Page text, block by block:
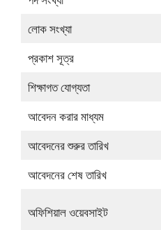
লোক সংখ্যা
প্রকাশ সূত্র
শিক্ষাগত যোগ্যতা
আবেদন করার মাধ্যম
আবেদনের শুরুর তারিখ
আবেদনের শেষ তারিখ
অফিশিয়াল ওয়েবসাইট